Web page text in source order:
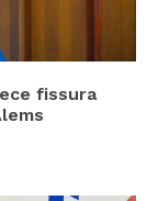
fissura